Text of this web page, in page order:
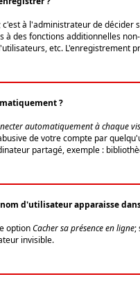
c'est à l'administrateur de
à des fonctions additionnelles
etc. L'enregistrement
?
automatiquement à chaque
de votre compte par
partagé, exemple :
d'utilisateur apparaisse
optionCacher sa présence en ligne;
invisible.